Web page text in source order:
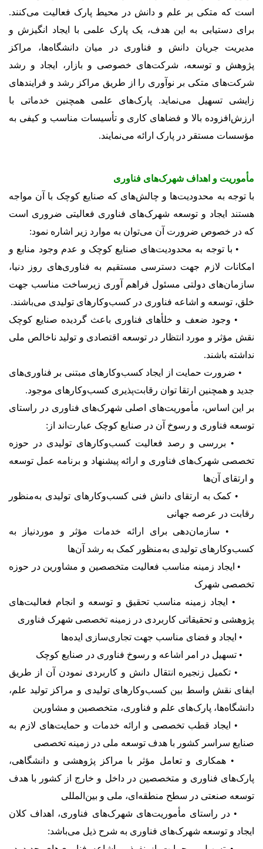
است که متکی بر علم و دانش در محیط پارک فعالیت می‌کنند.
برای دستیابی به این هدف، یک پارک علمی با ایجاد انگیزش و
مدیریت جریان دانش و فناوری در میان دانشگاه‌ها، مراکز
پژوهش و توسعه، شرکت‌های خصوصی و بازار، ایجاد و رشد
شرکت‌های متکی بر نوآوری را از طریق مراکز رشد و فرایندهای
زایشی تسهیل می‌نماید. پارک‌های علمی همچنین خدماتی با
ارزش‌افزوده بالا و فضاهای کاری و تأسیسات مناسب و کیفی به
مؤسسات مستقر در پارک ارائه می‌نمایند.
مأموریت و اهداف شهرک‌های فناوری
با توجه به محدودیت‌ها و چالش‌های که صنایع کوچک با آن مواجه
هستند ایجاد و توسعه شهرک‌های فناوری فعالیتی ضروری است
که در خصوص ضرورت آن می‌توان به موارد زیر اشاره نمود:
• با توجه به محدودیت‌های صنایع کوچک و عدم وجود منابع و
امکانات لازم جهت دسترسی مستقیم به فناوری‌های روز دنیا،
سازمان‌های دولتی مسئول فراهم آوری زیرساخت مناسب جهت
خلق، توسعه و اشاعه فناوری در کسب‌وکارهای تولیدی می‌باشند.
• وجود ضعف و خلأهای فناوری باعث گردیده صنایع کوچک
نقش مؤثر و مورد انتظار در توسعه اقتصادی و تولید ناخالص ملی
نداشته باشند.
• ضرورت حمایت از ایجاد کسب‌وکارهای مبتنی بر فناوری‌های
جدید و همچنین ارتقا توان رقابت‌پذیری کسب‌وکارهای موجود.
بر این اساس، مأموریت‌های اصلی شهرک‌های فناوری در راستای
توسعه فناوری و رسوخ آن در صنایع کوچک عبارت‌اند از:
• بررسی و رصد فعالیت کسب‌وکارهای تولیدی در حوزه
تخصصی شهرک‌های فناوری و ارائه پیشنهاد و برنامه عمل توسعه
و ارتقای آن‌ها
• کمک به ارتقای دانش فنی کسب‌وکارهای تولیدی به‌منظور
رقابت در عرصه جهانی
• سازمان‌دهی برای ارائه خدمات مؤثر و موردنیاز به
کسب‌وکارهای تولیدی به‌منظور کمک به رشد آن‌ها
• ایجاد زمینه مناسب فعالیت متخصصین و مشاورین در حوزه
تخصصی شهرک
• ایجاد زمینه مناسب تحقیق و توسعه و انجام فعالیت‌های
پژوهشی و تحقیقاتی کاربردی در زمینه تخصصی شهرک فناوری
• ایجاد و فضای مناسب جهت تجاری‌سازی ایده‌ها
• تسهیل در امر اشاعه و رسوخ فناوری در صنایع کوچک
• تکمیل زنجیره انتقال دانش و کاربردی نمودن آن از طریق
ایفای نقش واسط بین کسب‌وکارهای تولیدی و مراکز تولید علم،
دانشگاه‌ها، پارک‌های علم و فناوری، متخصصین و مشاورین
• ایجاد قطب تخصصی و ارائه خدمات و حمایت‌های لازم به
صنایع سراسر کشور با هدف توسعه ملی در زمینه تخصصی
• همکاری و تعامل مؤثر با مراکز پژوهشی و دانشگاهی،
پارک‌های فناوری و متخصصین در داخل و خارج از کشور با هدف
توسعه صنعتی در سطح منطقه‌ای، ملی و بین‌المللی
• در راستای مأموریت‌های شهرک‌های فناوری، اهداف کلان
ایجاد و توسعه شهرک‌های فناوری به شرح ذیل می‌باشد: